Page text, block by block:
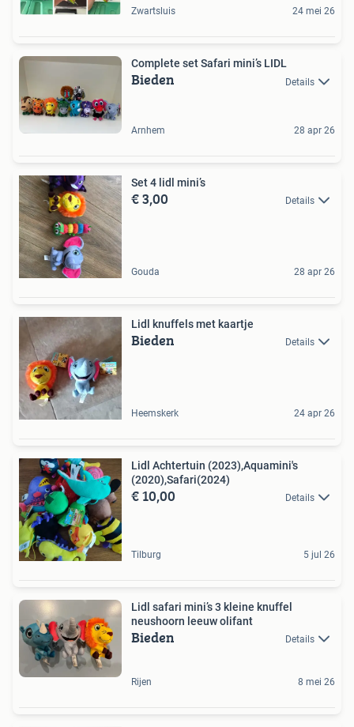
Zwartsluis 24 mei 26
Complete set Safari mini’s LIDL
Bieden Details
Arnhem 28 apr 26
Set 4 lidl mini’s
€ 3,00 Details
Gouda 28 apr 26
Lidl knuffels met kaartje
Bieden Details
Heemskerk 24 apr 26
Lidl Achtertuin (2023),Aquamini's
(2020),Safari(2024)
€ 10,00 Details
Tilburg 5 jul 26
Lidl safari mini’s 3 kleine knuffel
neushoorn leeuw olifant
Bieden Details
Rijen 8 mei 26